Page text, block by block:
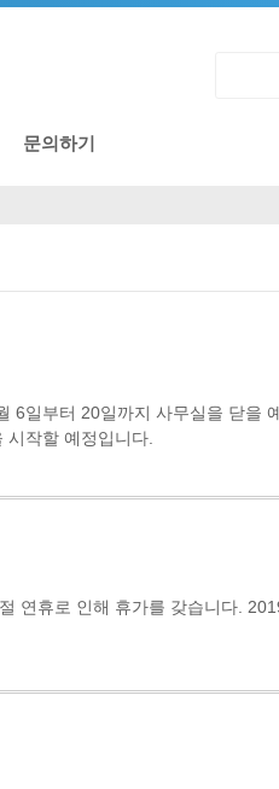
문의하기
6일부터 20일까지 사무실을 닫을
작할 예정입니다.
연휴로 인해 휴가를 갖습니다.